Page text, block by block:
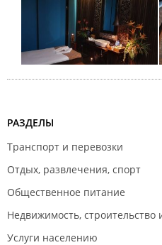
РАЗДЕЛЫ
Транспорт и перевозки
Отдых, развлечения, спорт
Общественное питание
Недвижимость, строительство
Услуги населению